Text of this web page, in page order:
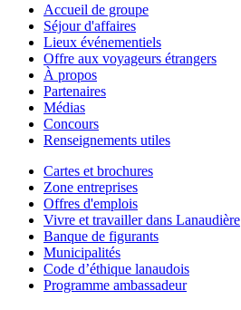
Accueil de groupe
Séjour d'affaires
Lieux événementiels
Offre aux voyageurs étrangers
À propos
Partenaires
Médias
Concours
Renseignements utiles
Cartes et brochures
Zone entreprises
Offres d'emplois
Vivre et travailler dans Lanaudière
Banque de figurants
Municipalités
Code d’éthique lanaudois
Programme ambassadeur